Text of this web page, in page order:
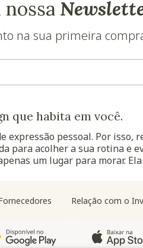
na sua primeira
que habita em você.
pessoal. Por isso,
para acolher a sua rotina e
um lugar para morar.
Relação com o